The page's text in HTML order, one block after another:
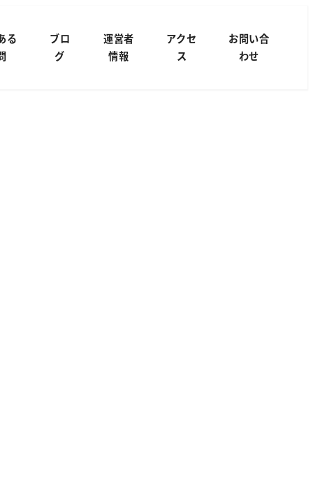
る
ブロ
グ
運営者
情報
アクセ
ス
お問い合
わせ